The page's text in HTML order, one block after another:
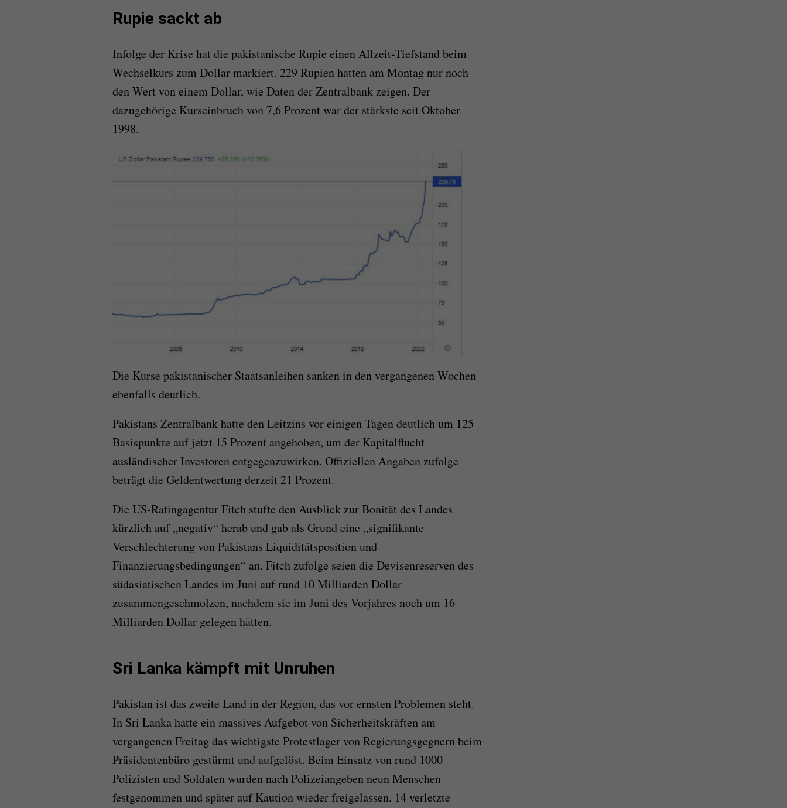
Rupie sackt ab
Infolge der Krise hat die pakistanische Rupie einen Allzeit-Tiefstand beim
Wechselkurs zum Dollar markiert. 229 Rupien hatten am Montag nur noch
den Wert von einem Dollar, wie Daten der Zentralbank zeigen. Der
dazugehörige Kurseinbruch von 7,6 Prozent war der stärkste seit Oktober
1998.
Die Kurse pakistanischer Staatsanleihen sanken in den vergangenen Wochen
ebenfalls deutlich.
Pakistans Zentralbank hatte den Leitzins vor einigen Tagen deutlich um 125
Basispunkte auf jetzt 15 Prozent angehoben, um der Kapitalflucht
ausländischer Investoren entgegenzuwirken. Offiziellen Angaben zufolge
beträgt die Geldentwertung derzeit 21 Prozent.
Die US-Ratingagentur Fitch stufte den Ausblick zur Bonität des Landes
kürzlich auf „negativ“ herab und gab als Grund eine „signifikante
Verschlechterung von Pakistans Liquiditätsposition und
Finanzierungsbedingungen“ an. Fitch zufolge seien die Devisenreserven des
südasiatischen Landes im Juni auf rund 10 Milliarden Dollar
zusammengeschmolzen, nachdem sie im Juni des Vorjahres noch um 16
Milliarden Dollar gelegen hätten.
Sri Lanka kämpft mit Unruhen
Pakistan ist das zweite Land in der Region, das vor ernsten Problemen steht.
In Sri Lanka hatte ein massives Aufgebot von Sicherheitskräften am
vergangenen Freitag das wichtigste Protestlager von Regierungsgegnern beim
Präsidentenbüro gestürmt und aufgelöst. Beim Einsatz von rund 1000
Polizisten und Soldaten wurden nach Polizeiangeben neun Menschen
festgenommen und später auf Kaution wieder freigelassen. 14 verletzte